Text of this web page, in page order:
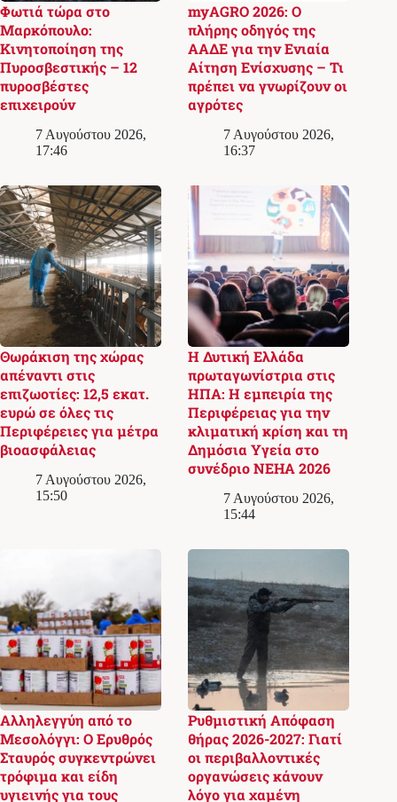
Φωτιά τώρα στο
Μαρκόπουλο:
Κινητοποίηση της
Πυροσβεστικής – 12
πυροσβέστες
επιχειρούν
7 Αυγούστου 2026,
17:46
myAGRO 2026: Ο
πλήρης οδηγός της
ΑΑΔΕ για την Ενιαία
Αίτηση Ενίσχυσης – Τι
πρέπει να γνωρίζουν οι
αγρότες
7 Αυγούστου 2026,
16:37
Θωράκιση της χώρας
απέναντι στις
επιζωοτίες: 12,5 εκατ.
ευρώ σε όλες τις
Περιφέρειες για μέτρα
βιοασφάλειας
7 Αυγούστου 2026,
15:50
Η Δυτική Ελλάδα
πρωταγωνίστρια στις
ΗΠΑ: Η εμπειρία της
Περιφέρειας για την
κλιματική κρίση και τη
Δημόσια Υγεία στο
συνέδριο NEHA 2026
7 Αυγούστου 2026,
15:44
Αλληλεγγύη από το
Μεσολόγγι: Ο Ερυθρός
Σταυρός συγκεντρώνει
τρόφιμα και είδη
υγιεινής για τους
Ρυθμιστική Απόφαση
θήρας 2026-2027: Γιατί
οι περιβαλλοντικές
οργανώσεις κάνουν
λόγο για χαμένη